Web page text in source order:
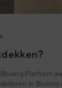
Platform
in Blueriq